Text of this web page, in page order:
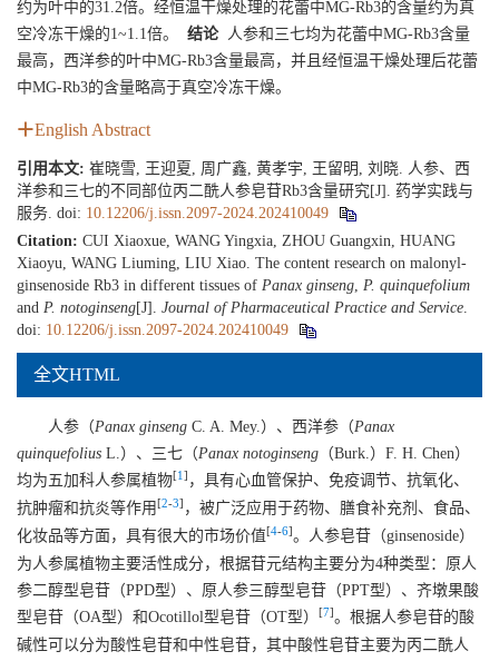
约为叶中的31.2倍。经恒温干燥处理的花蕾中MG-Rb3的含量约为真
空冷冻干燥的1~1.1倍。
结论人参和三七均为花蕾中MG-Rb3含量
最高，西洋参的叶中MG-Rb3含量最高，并且经恒温干燥处理后花蕾
中MG-Rb3的含量略高于真空冷冻干燥。
English Abstract
引用本文: 崔晓雪, 王迎夏, 周广鑫, 黄孝宇, 王留明, 刘晓. 人参、西
洋参和三七的不同部位丙二酰人参皂苷Rb3含量研究[J]. 药学实践与
服务. doi: 10.12206/j.issn.2097-2024.202410049
Citation: CUI Xiaoxue, WANG Yingxia, ZHOU Guangxin, HUANG
Xiaoyu, WANG Liuming, LIU Xiao. The content research on malonyl-
ginsenoside Rb3 in different tissues of Panax ginseng P. quinquefolium
and P. notoginseng[J]. Journal of Pharmaceutical Practice and Service
doi: 10.12206/j.issn.2097-2024.202410049
全文HTML
人参（Panax ginseng C. A. Mey.）、西洋参（Panax
quinquefolius L.）、三七（Panax notoginseng （Burk.）F. H. Chen）
均为五加科人参属植物[1 ] ，具有心血管保护、免疫调节、抗氧化、
抗肿瘤和抗炎等作用 [2-3] ，被广泛应用于药物、膳食补充剂、食品、
化妆品等方面，具有很大的市场价值[4-6]。人参皂苷（ginsenoside）
为人参属植物主要活性成分，根据苷元结构主要分为4种类型：原人
参二醇型皂苷（PPD型）、原人参三醇型皂苷（PPT型）、齐墩果酸
型皂苷（OA型）和Ocotillol型皂苷（OT型）
[7]。根据人参皂苷的酸
碱性可以分为酸性皂苷和中性皂苷，其中酸性皂苷主要为丙二酰人